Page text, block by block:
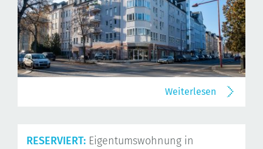
Weiterlesen
RESERVIERT: Eigentumswohnung in